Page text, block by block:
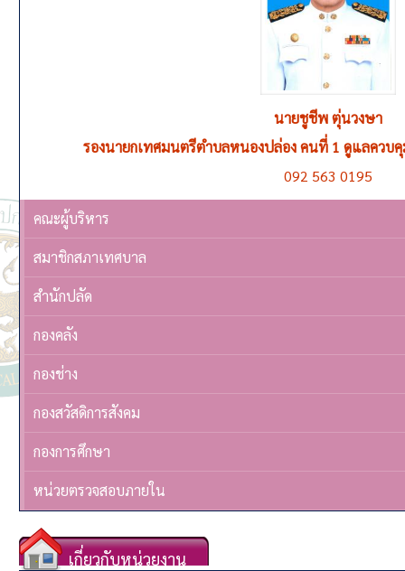
นายชูชีพ ตุ่นวงษา
รองนายกเทศมนตรีตำบลหนองปล่อง คนที่ 1 ดูแลควบ
092 563 0195
คณะผู้บริหาร
สมาชิกสภาเทศบาล
สำนักปลัด
กองคลัง
กองช่าง
กองสวัสดิการสังคม
กองการศึกษา
หน่วยตรวจสอบภายใน
เกี่ยวกับหน่วยงาน